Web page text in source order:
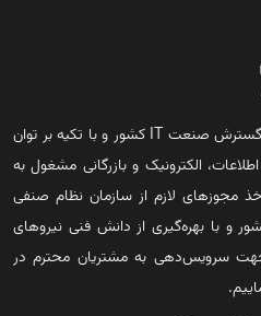
شرکت ستاک فناوری ویرا در راستای گسترش صنعت IT کشور و با تکیه بر توان
الکترونیک و بازرگانی مشغول به
مجوزهای لازم از سازمان نظام صنفی
و با بهره‌گیری از دانش فنی نیروهای
سرویس‌دهی به مشتریان محترم در